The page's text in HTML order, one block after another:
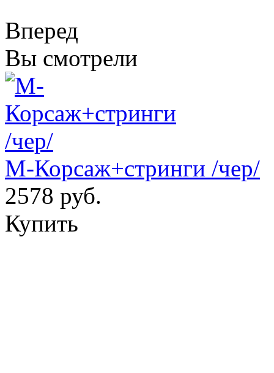
Вперед
Вы смотрели
М-Корсаж+стринги /чер/
2578 руб.
Купить